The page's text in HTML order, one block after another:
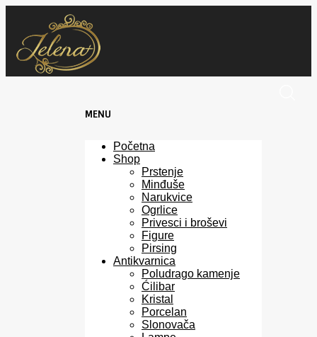
MENU
content
Početna
Shop
Prstenje
Minđuše
Narukvice
Ogrlice
Privesci i broševi
Figure
Pirsing
Antikvarnica
Poludrago kamenje
Ćilibar
Kristal
Porcelan
Slonovača